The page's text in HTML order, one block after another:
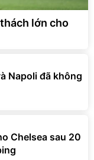
lớn cho
Napoli đã không
Chelsea sau 20